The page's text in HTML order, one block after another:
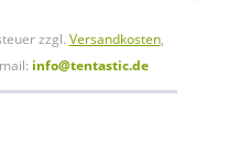
zzgl. Versandkosten,
info@tentastic.de